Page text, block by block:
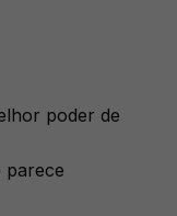
poder de
parece